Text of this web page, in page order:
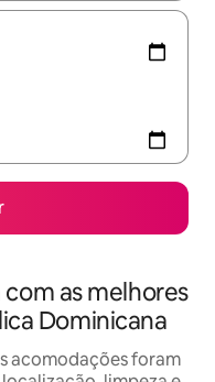
as melhores
Dominicana
acomodações foram